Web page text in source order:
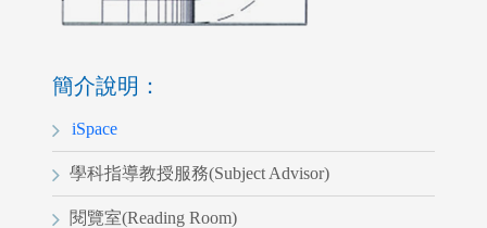
簡介說明：
iSpace
學科指導教授服務(Subject Advisor)
閱覽室(Reading Room)